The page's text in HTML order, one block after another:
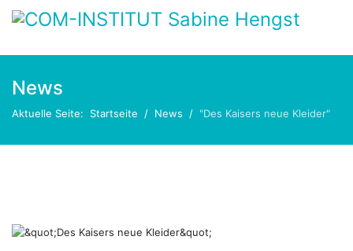
News
Aktuelle Seite: Startseite News "Des Kaisers neue Kleider"